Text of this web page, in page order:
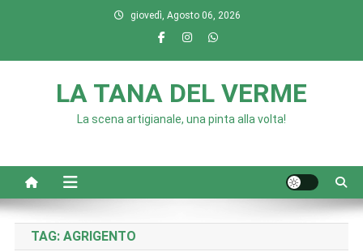
giovedì, Agosto 06, 2026
LA TANA DEL VERME
La scena artigianale, una pinta alla volta!
TAG: AGRIGENTO